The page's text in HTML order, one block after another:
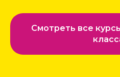
Смотреть все